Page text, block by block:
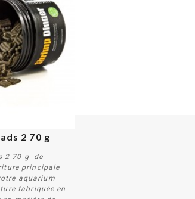
2 70 g
2 70 g de
principale
aquarium
fabriquée en